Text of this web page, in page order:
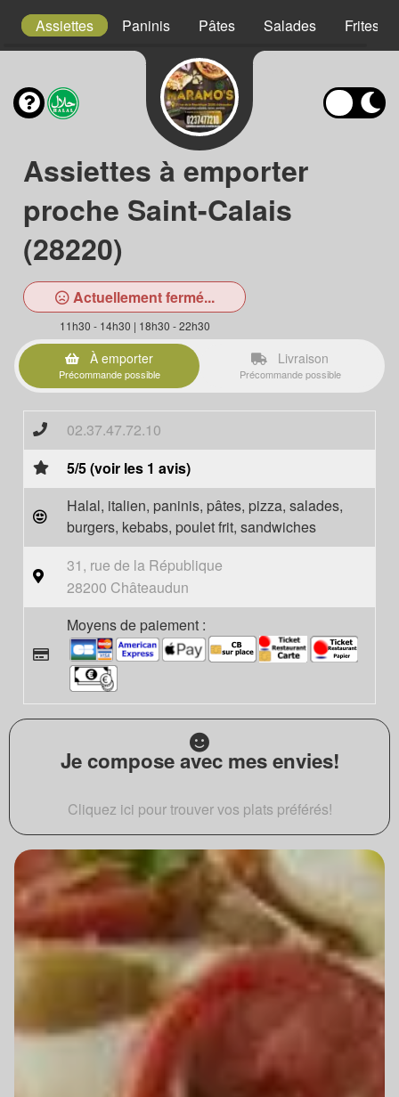
Assiettes Paninis Pâtes Salades Frites
Assiettes à emporter
proche Saint-Calais
(28220)
Actuellement fermé...
11h30 - 14h30 | 18h30 - 22h30
À emporter
Précommande possible
Livraison
Précommande possible
02.37.47.72.10
5/5 (voir les 1 avis)
Halal, italien, paninis, pâtes, pizza, salades,
burgers, kebabs, poulet frit, sandwiches
31, rue de la République
28200 Châteaudun
Moyens de paiement :
Je compose avec mes envies!
Cliquez ici pour trouver vos plats préférés!